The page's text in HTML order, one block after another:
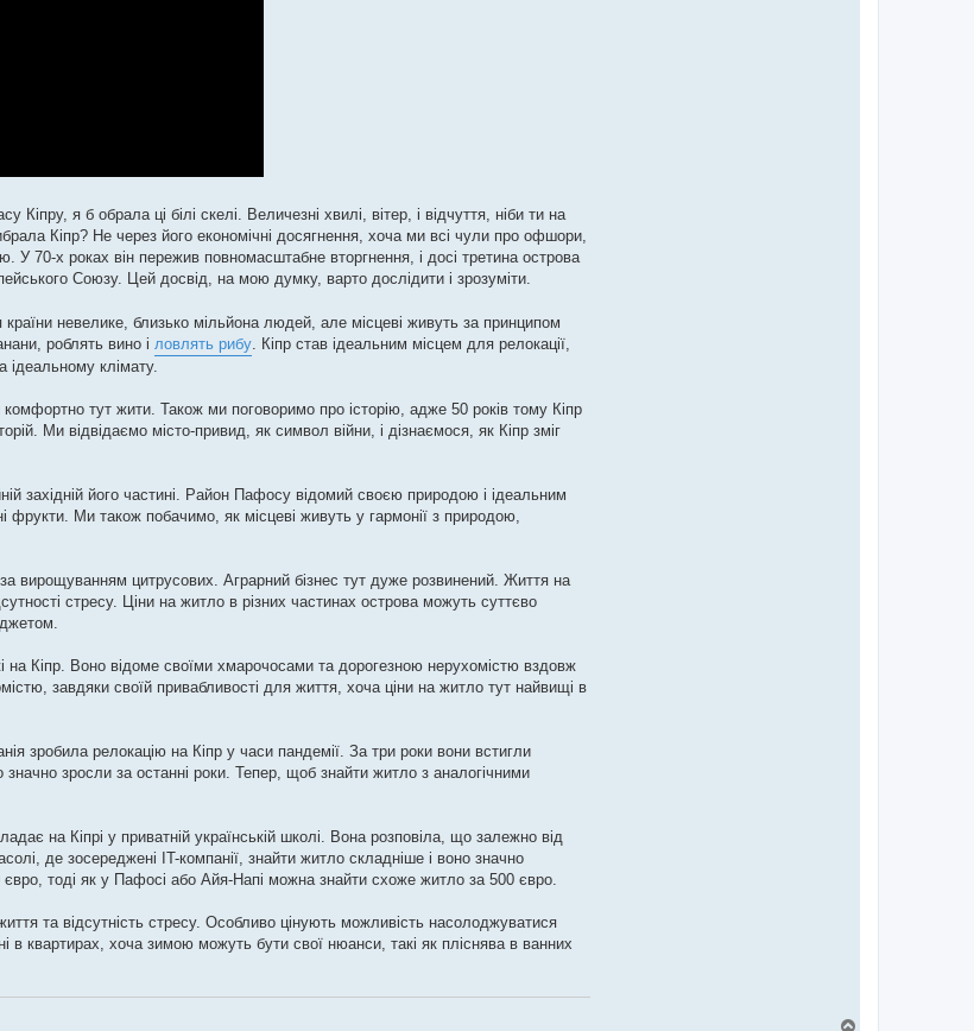
я б обрала ці білі скелі. Величезні хвилі, вітер, і відчуття, ніби ти на
Кіпр? Не через його економічні досягнення, хоча ми всі чули про офшори,
У 70-х роках він пережив повномасштабне вторгнення, і досі третина острова
Союзу. Цей досвід, на мою думку, варто дослідити і зрозуміти.
невелике, близько мільйона людей, але місцеві живуть за принципом
роблять вино і ловлять рибу . Кіпр став ідеальним місцем для релокації,
ідеальному клімату.
тут жити. Також ми поговоримо про історію, адже 50 років тому Кіпр
Ми відвідаємо місто-привид, як символ війни, і дізнаємося, як Кіпр зміг
західній його частині. Район Пафосу відомий своєю природою і ідеальним
фрукти. Ми також побачимо, як місцеві живуть у гармонії з природою,
вирощуванням цитрусових. Аграрний бізнес тут дуже розвинений. Життя на
стресу. Ціни на житло в різних частинах острова можуть суттєво
Кіпр. Воно відоме своїми хмарочосами та дорогезною нерухомістю вздовж
завдяки своїй привабливості для життя, хоча ціни на житло тут найвищі в
зробила релокацію на Кіпр у часи пандемії. За три роки вони встигли
зросли за останні роки. Тепер, щоб знайти житло з аналогічними
на Кіпрі у приватній українській школі. Вона розповіла, що залежно від
де зосереджені IT-компанії, знайти житло складніше і воно значно
тоді як у Пафосі або Айя-Напі можна знайти схоже житло за 500 євро.
та відсутність стресу. Особливо цінують можливість насолоджуватися
в квартирах, хоча зимою можуть бути свої нюанси, такі як пліснява в ванних